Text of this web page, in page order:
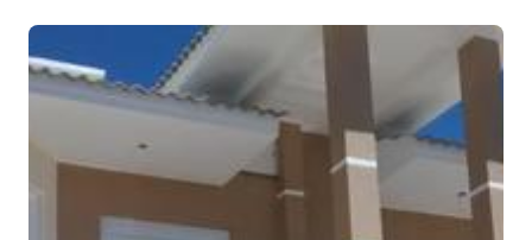
R$389.000,00
quartos• 2banheiros
vagas
Apartamento • Edifício Malaga
Rua Vinte e Um de Abril
Tramandaí
Tramandaí